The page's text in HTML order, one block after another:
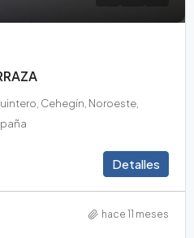
Cehegín, Noroeste,
Detalles
hace 11 meses